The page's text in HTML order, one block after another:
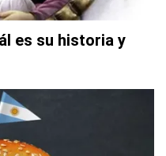
es su historia y